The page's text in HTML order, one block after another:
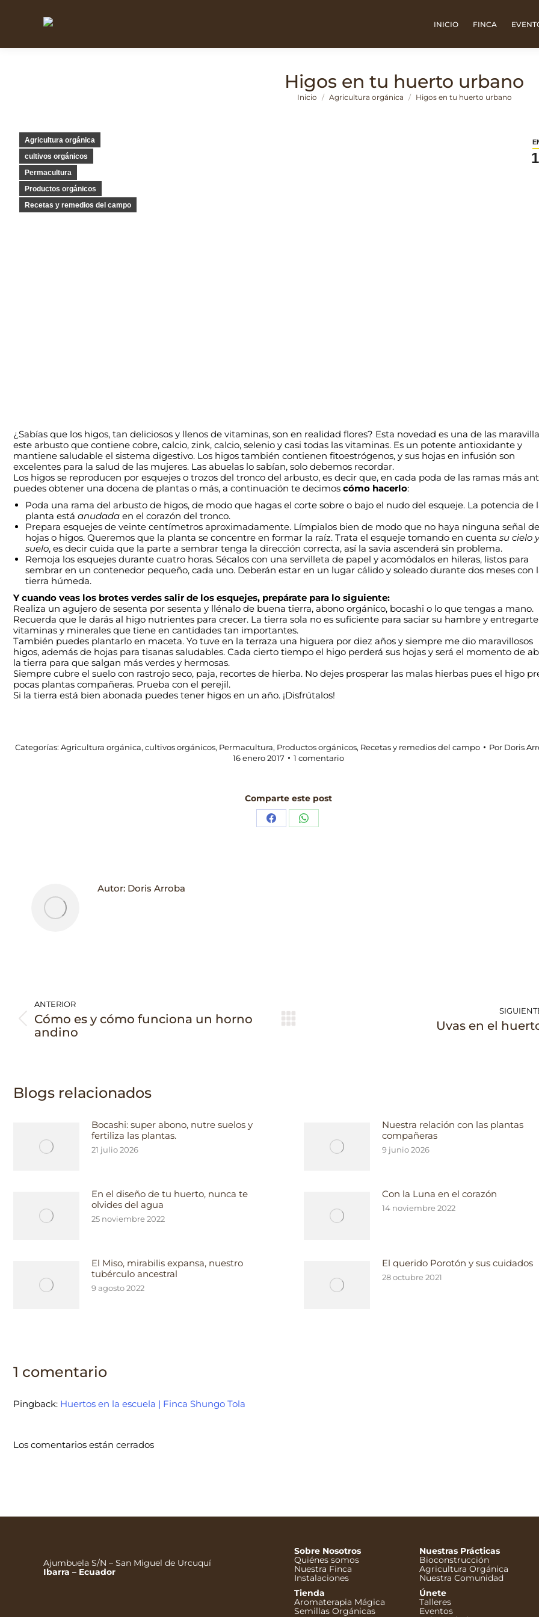
INICIO FINCA
Higos en tu huerto urbano
Estás aquí:
Inicio Agricultura orgánica Higos en tu huerto urbano
Agricultura orgánica
cultivos orgánicos
Permacultura
Productos orgánicos
Recetas y remedios del campo
¿Sabías que los higos, tan deliciosos y llenos de vitaminas, son en realidad flores? Esta novedad es una de las
este arbusto que contiene cobre, calcio, zink, calcio, selenio y casi todas las vitaminas. Es un potente antioxidante y
mantiene saludable el sistema digestivo. Los higos también contienen fitoestrógenos, y sus hojas en infusión son
excelentes para la salud de las mujeres. Las abuelas lo sabían, solo debemos recordar.
Los higos se reproducen por esquejes o trozos del tronco del arbusto, es decir que, en cada poda de las ramas más
puedes obtener una docena de plantas o más, a continuación te decimos cómo hacerlo:
Poda una rama del arbusto de higos, de modo que hagas el corte sobre o bajo el nudo del esqueje. La potencia de
planta está anudada en el corazón del tronco.
Prepara esquejes de veinte centímetros aproximadamente. Límpialos bien de modo que no haya ninguna señal de
hojas o higos. Queremos que la planta se concentre en formar la raíz. Trata el esqueje tomando en cuenta su cielo y
suelo, es decir cuida que la parte a sembrar tenga la dirección correcta, así la savia ascenderá sin problema.
Remoja los esquejes durante cuatro horas. Sécalos con una servilleta de papel y acomódalos en hileras, listos para
sembrar en un contenedor pequeño, cada uno. Deberán estar en un lugar cálido y soleado durante dos meses con
tierra húmeda.
Y cuando veas los brotes verdes salir de los esquejes, prepárate para lo siguiente:
Realiza un agujero de sesenta por sesenta y llénalo de buena tierra, abono orgánico, bocashi o lo que tengas a mano.
Recuerda que le darás al higo nutrientes para crecer. La tierra sola no es suficiente para saciar su hambre y
vitaminas y minerales que tiene en cantidades tan importantes.
También puedes plantarlo en maceta. Yo tuve en la terraza una higuera por diez años y siempre me dio maravillosos
higos, además de hojas para tisanas saludables. Cada cierto tiempo el higo perderá sus hojas y será el momento de
la tierra para que salgan más verdes y hermosas.
Siempre cubre el suelo con rastrojo seco, paja, recortes de hierba. No dejes prosperar las malas hierbas pues el higo
pocas plantas compañeras. Prueba con el perejil.
Si la tierra está bien abonada puedes tener higos en un año. ¡Disfrútalos!
Categorías: Agricultura orgánica, cultivos orgánicos, Permacultura, Productos orgánicos, Recetas y remedios del campo Por Doris
16 enero 2017
1 comentario
Comparte este post
Share Share
Autor: Doris Arroba
entre
publicaciones
ANTERIOR
Publicación
anterior:
Cómo es y cómo funciona un horno
andino
Uvas en el
Blogs relacionados
Bocashi: super abono, nutre suelos y
fertiliza las plantas.
21 julio 2026
Nuestra relación con las plantas
compañeras
9 junio 2026
En el diseño de tu huerto, nunca te
olvides del agua
25 noviembre 2022
Con la Luna en el corazón
14 noviembre 2022
El Miso, mirabilis expansa, nuestro
tubérculo ancestral
9 agosto 2022
El querido Porotón y sus cuidados
28 octubre 2021
1 comentario
Pingback: Huertos en la escuela | Finca Shungo Tola
Los comentarios están cerrados
Ajumbuela S/N – San Miguel de Urcuquí
Ibarra – Ecuador
Sobre Nosotros
Quiénes somos
Nuestra Finca
Instalaciones
Tienda
Aromaterapia Mágica
Semillas Orgánicas
Nuestras Prácticas
Bioconstrucción
Agricultura Orgánica
Nuestra Comunidad
Únete
Talleres
Eventos